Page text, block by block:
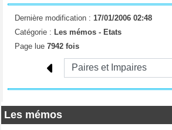
Les mémos
Dernière modification : 17/01/2006 02:48
Catégorie : Les mémos - Etats
Page lue 7942 fois